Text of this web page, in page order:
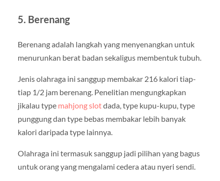
5. Berenang
Berenang adalah langkah yang menyenangkan untuk
menurunkan berat badan sekaligus membentuk tubuh.
Jenis olahraga ini sanggup membakar 216 kalori tiap-
tiap 1/2 jam berenang. Penelitian mengungkapkan
jikalau type mahjong slotdada, type kupu-kupu, type
punggung dan type bebas membakar lebih banyak
kalori daripada type lainnya.
Olahraga ini termasuk sanggup jadi pilihan yang bagus
untuk orang yang mengalami cedera atau nyeri sendi.